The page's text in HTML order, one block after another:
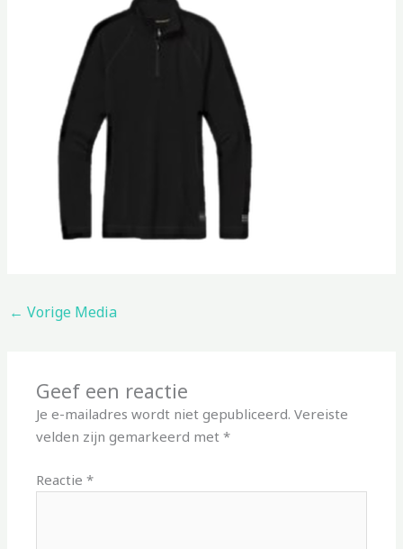
← Vorige Media
Geef een reactie
Je e-mailadres wordt niet gepubliceerd. Vereiste
velden zijn gemarkeerd met*
Reactie*